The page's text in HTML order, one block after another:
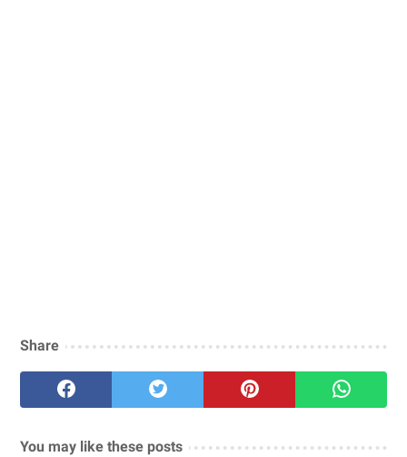
Share
You may like these posts